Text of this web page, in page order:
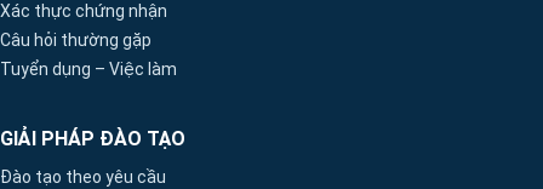
Xác thực chứng nhận
Câu hỏi thường gặp
Tuyển dụng – Việc làm
GIẢI PHÁP ĐÀO TẠO
Đào tạo theo yêu cầu